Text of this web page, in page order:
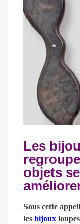
Les
objets
Sous cette
lesbijoux